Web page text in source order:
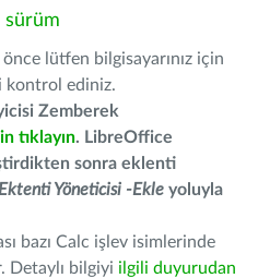
sürüm
lütfen bilgisayarınız için
kontrol ediniz.
Zemberek
tıklayın. LibreOffice
sonra eklenti
Yöneticisi -Ekle yoluyla
bazı Calc işlev isimlerinde
Detaylı bilgiyi ilgili duyurudan